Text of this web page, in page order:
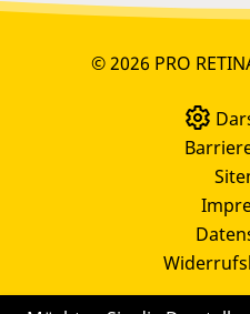
© 2026 PRO